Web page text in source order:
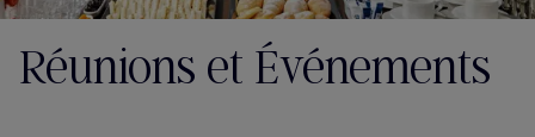
Réunions et Événements